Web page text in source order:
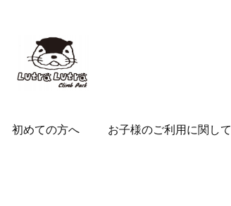
初めての方へ お子様のご利用に関して